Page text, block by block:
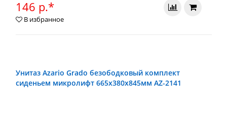
146 р.*
В избранное
Унитаз Azario Grado безободковый комплект
сиденьем микролифт 665x380x845мм AZ-2141